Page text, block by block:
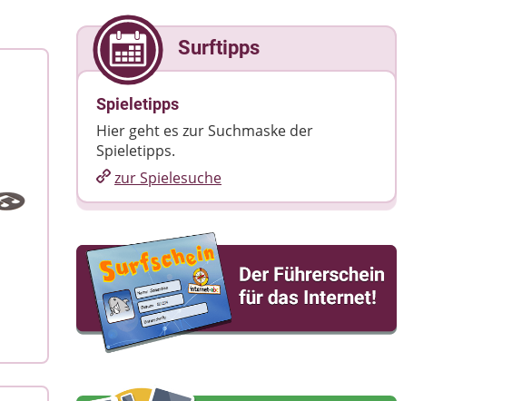
Surftipps
Spieletipps
Hier geht es zur Suchmaske der
Spieletipps.
zur Spielesuche